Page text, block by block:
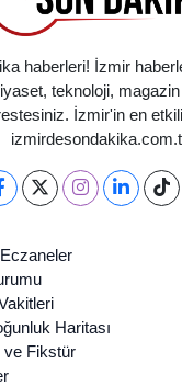
haberleri! İzmir
teknoloji,
İzmir'in en
Haritası
ve Fikstür